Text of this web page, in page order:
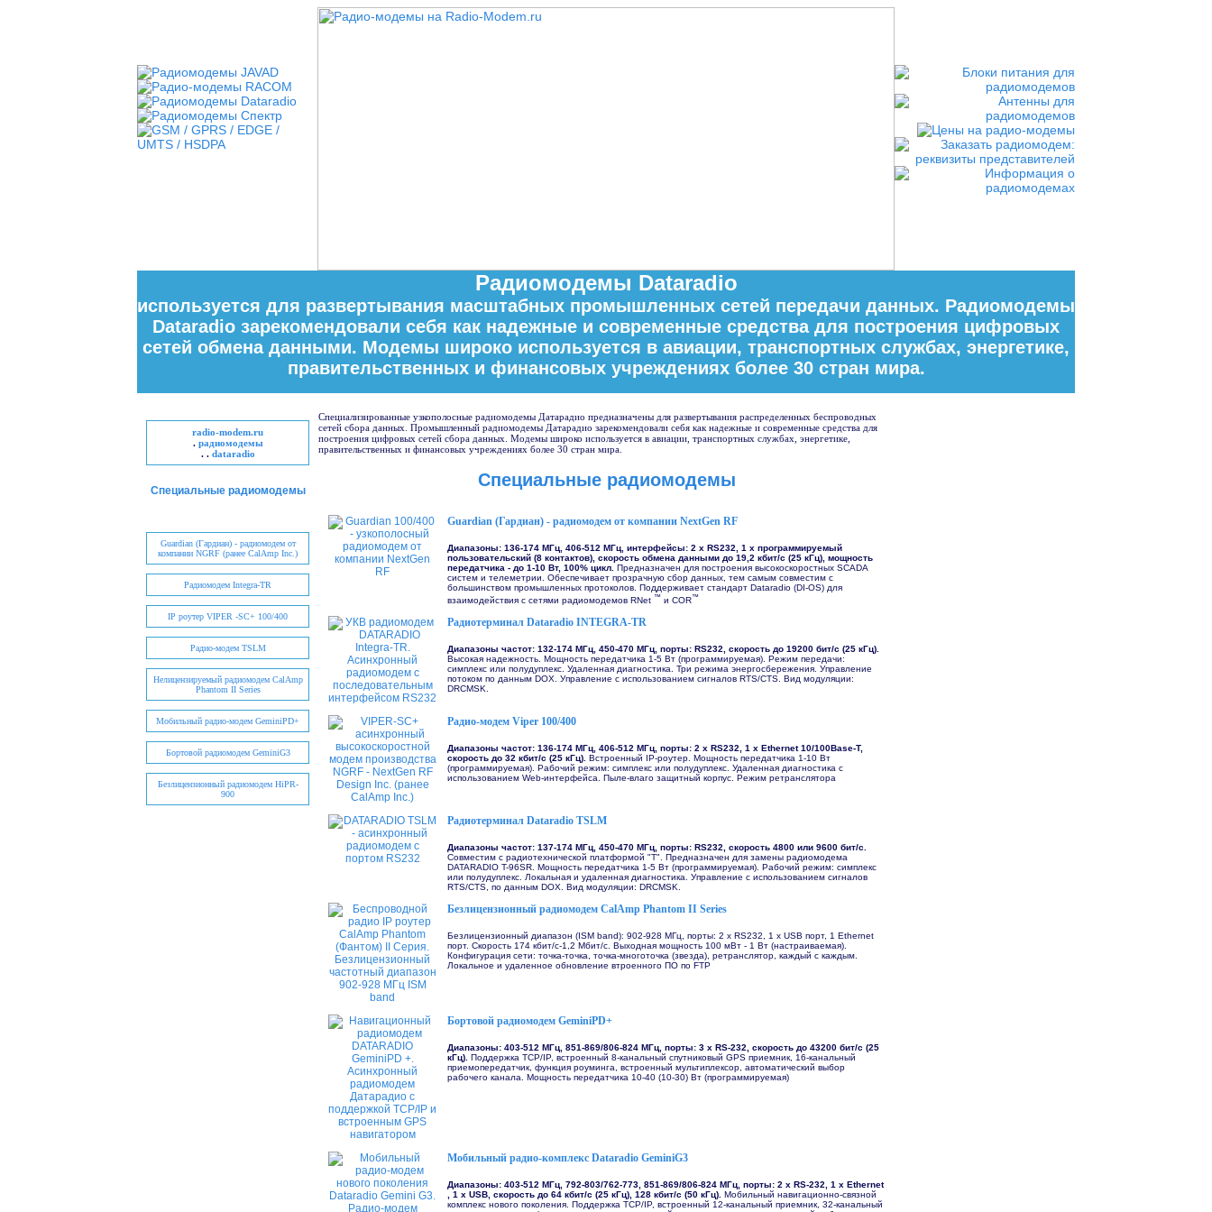
Радиомодемы Dataradio
используется для развертывания масштабных промышленных сетей передачи данных. Радиомодемы
Dataradio зарекомендовали себя как надежные и современные средства для построения цифровых
сетей обмена данными. Модемы широко используется в авиации, транспортных службах, энергетике,
правительственных и финансовых учреждениях более 30 стран мира.
radio-modem.ru
. радиомодемы
. . dataradio
Специальные радиомодемы
Guardian (Гардиан) - радиомодем от
компании NGRF (ранее CalAmp Inc.)
Радиомодем Integra-TR
IP роутер VIPER -SC+ 100/400
Радио-модем TSLM
Нелицензируемый радиомодем CalAmp
Phantom II Series
Мобильный радио-модем GeminiPD+
Бортовой радиомодем GeminiG3
Безлицензионный радиомодем HiPR-
900
Специализированные узкополосные радиомодемы Датарадио предназначены для развертывания распределенных беспроводных
сетей сбора данных. Промышленный радиомодемы Датарадио зарекомендовали себя как надежные и современные средства для
построения цифровых сетей сбора данных. Модемы широко используется в авиации, транспортных службах, энергетике,
правительственных и финансовых учреждениях более 30 стран мира.
Специальные радиомодемы
Guardian (Гардиан) - радиомодем от компании NextGen RF
Диапазоны: 136-174 МГц, 406-512 MГц, интерфейсы: 2 х RS232, 1 x программируемый
пользовательский (8 контактов), скорость обмена данными до 19,2 кбит/с (25 кГц), мощность
передатчика - до 1-10 Вт, 100% цикл. Предназначен для построения высокоскоростных SCADA
систем и телеметрии. Обеспечивает прозрачную сбор данных, тем самым совместим с
большинством промышленных протоколов. Поддерживает стандарт Dataradio (DI-OS) для
взаимодействия с сетями радиомодемов RNet ™ и COR™
Радиотерминал Dataradio INTEGRA-TR
Диапазоны частот: 132-174 МГц, 450-470 MГц, порты: RS232, скорость до 19200 бит/с (25 кГц).
Высокая надежность. Мощность передатчика 1-5 Вт (программируемая). Режим передачи:
симплекс или полудуплекс. Удаленная диагностика. Три режима энергосбережения. Управление
потоком по данным DOX. Управление с использованием сигналов RTS/CTS. Вид модуляции:
DRCMSK.
Радио-модем Viper 100/400
Диапазоны частот: 136-174 МГц, 406-512 MГц, порты: 2 х RS232, 1 x Ethernet 10/100Base-T,
скорость до 32 кбит/с (25 кГц). Встроенный IP-роутер. Мощность передатчика 1-10 Вт
(программируемая). Рабочий режим: симплекс или полудуплекс. Удаленная диагностика с
использованием Web-интерфейса. Пыле-влаго защитный корпус. Режим ретранслятора
Радиотерминал Dataradio TSLM
Диапазоны частот: 137-174 МГц, 450-470 MГц, порты: RS232, скорость 4800 или 9600 бит/с.
Совместим с радиотехнической платформой "Т". Предназначен для замены радиомодема
DATARADIO T-96SR. Мощность передатчика 1-5 Вт (программируемая). Рабочий режим: симплекс
или полудуплекс. Локальная и удаленная диагностика. Управление с использованием сигналов
RTS/CTS, по данным DOX. Вид модуляции: DRCMSK.
Безлицензионный радиомодем CalAmp Phantom II Series
Безлицензионный диапазон (ISM band): 902-928 MГц, порты: 2 х RS232, 1 х USB порт, 1 Ethernet
порт. Скорость 174 кбит/c-1,2 Мбит/с. Выходная мощность 100 мВт - 1 Вт (настраиваемая).
Конфигурация сети: точка-точка, точка-многоточка (звезда), ретранслятор, каждый с каждым.
Локальное и удаленное обновление втроенного ПО по FTP
Бортовой радиомодем GeminiPD+
Диапазоны: 403-512 МГц, 851-869/806-824 МГц, порты: 3 х RS-232, скорость до 43200 бит/с (25
кГц). Поддержка TCP/IP, встроенный 8-канальный спутниковый GPS приемник, 16-канальный
приемопередатчик, функция роуминга, встроенный мультиплексор, автоматический выбор
рабочего канала. Мощность передатчика 10-40 (10-30) Вт (программируемая)
Мобильный радио-комплекс Dataradio GeminiG3
Диапазоны: 403-512 МГц, 792-803/762-773, 851-869/806-824 МГц, порты: 2 х RS-232, 1 x Ethernet
, 1 x USB, скорость до 64 кбит/с (25 кГц), 128 кбит/с (50 кГц). Мобильный навигационно-связной
комплекс нового поколения. Поддержка TCP/IP, встроенный 12-канальный приемник, 32-канальный